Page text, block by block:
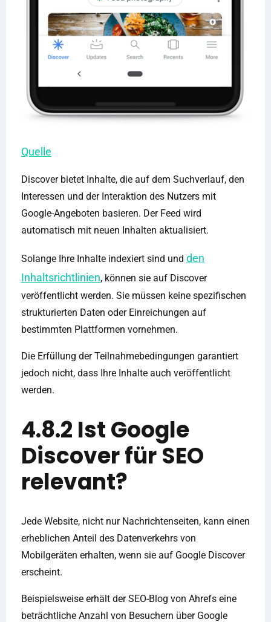
Quelle
Discover bietet Inhalte, die auf dem Suchverlauf, den
Interessen und der Interaktion des Nutzers mit
Google-Angeboten basieren. Der Feed wird
automatisch mit neuen Inhalten aktualisiert.
Solange Ihre Inhalte indexiert sind und den
Inhaltsrichtlinien, können sie auf Discover
veröffentlicht werden. Sie müssen keine spezifischen
strukturierten Daten oder Einreichungen auf
bestimmten Plattformen vornehmen.
Die Erfüllung der Teilnahmebedingungen garantiert
jedoch nicht, dass Ihre Inhalte auch veröffentlicht
werden.
4.8.2 Ist Google
Discover für SEO
relevant?
Jede Website, nicht nur Nachrichtenseiten, kann einen
erheblichen Anteil des Datenverkehrs von
Mobilgeräten erhalten, wenn sie auf Google Discover
erscheint.
Beispielsweise erhält der SEO-Blog von Ahrefs eine
beträchtliche Anzahl von Besuchern über Google